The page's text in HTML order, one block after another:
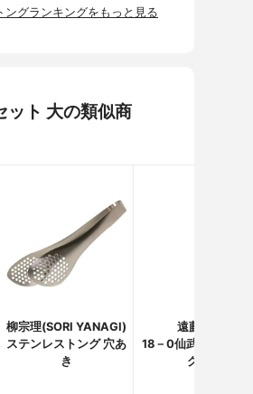
ングランキングをもっと見る
ト 大の類似商
柳宗理(SORI YANAGI)
ステンレストング 穴あ
き
遠藤商事
18－0仙武堂 焼肉トン
グ 中